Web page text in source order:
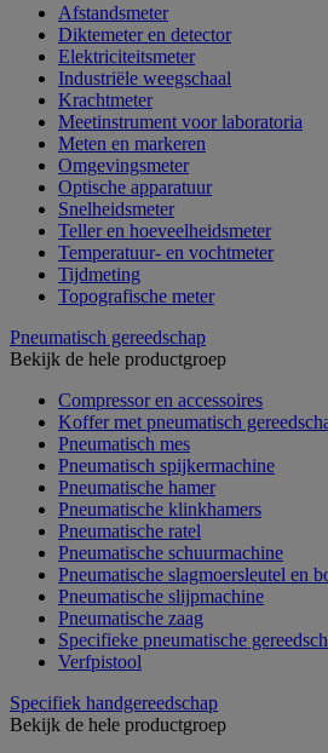
Afstandsmeter
Diktemeter en detector
Elektriciteitsmeter
Industriële weegschaal
Krachtmeter
Meetinstrument voor laboratoria
Meten en markeren
Omgevingsmeter
Optische apparatuur
Snelheidsmeter
Teller en hoeveelheidsmeter
Temperatuur- en vochtmeter
Tijdmeting
Topografische meter
Pneumatisch gereedschap
Bekijk de hele productgroep
Compressor en accessoires
Koffer met pneumatisch
Pneumatisch mes
Pneumatisch spijkermachine
Pneumatische hamer
Pneumatische klinkhamers
Pneumatische ratel
Pneumatische schuurmachine
Pneumatische slagmoersleutel en
Pneumatische slijpmachine
Pneumatische zaag
Specifieke pneumatische
Verfpistool
Specifiek handgereedschap
Bekijk de hele productgroep